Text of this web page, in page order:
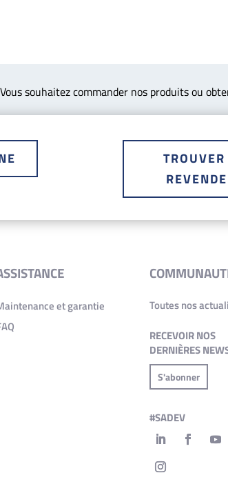
Vous souhaitez commander nos produits ou
et garantie
Toutes nos
RECEVOIR NOS
DERNIÈRES
S'abonner
#SADEV